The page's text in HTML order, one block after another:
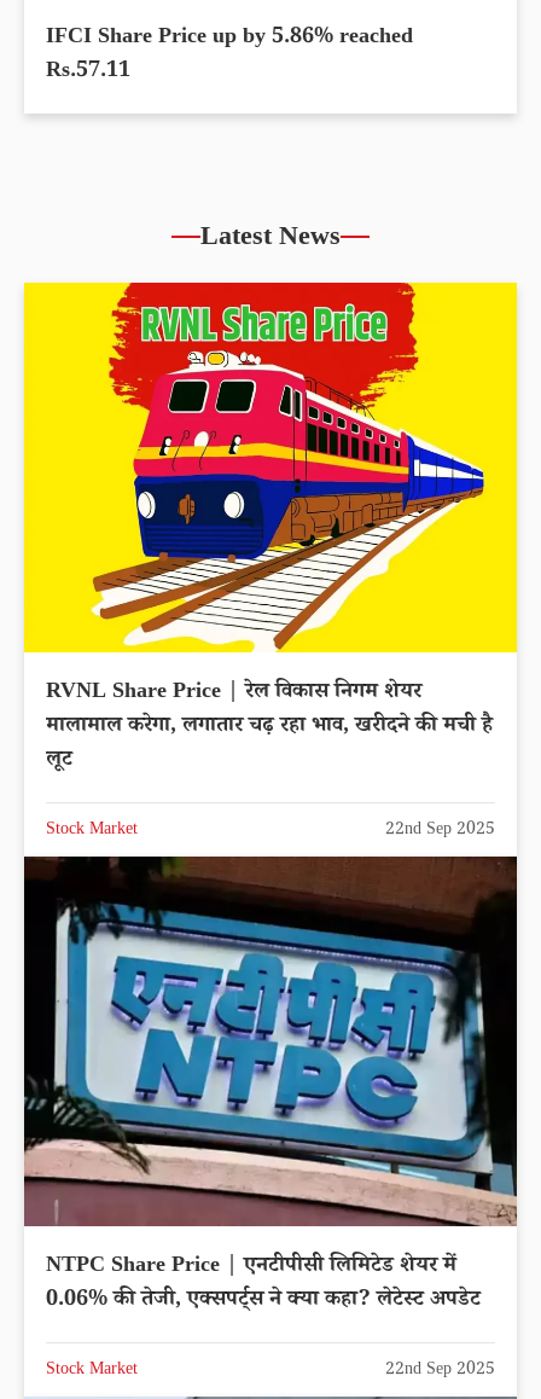
IFCI Share Price up by 5.86% reached
Rs.57.11
Latest News
RVNL Share Price | रेल विकास निगम शेयर
मालामाल करेगा, लगातार चढ़ रहा भाव, खरीदने की मची है
लूट
Stock Market 22nd Sep 2025
NTPC Share Price | एनटीपीसी लिमिटेड शेयर में
0.06% की तेजी, एक्सपर्ट्स ने क्या कहा? लेटेस्ट अपडेट
Stock Market 22nd Sep 2025